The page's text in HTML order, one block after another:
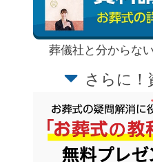
葬儀社と分からな
さらに！